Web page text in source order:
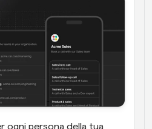
ogni persona della tua